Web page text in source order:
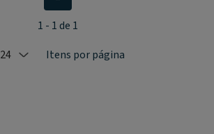
Selected: 24
24 Itens por página
1 - 1 de 1